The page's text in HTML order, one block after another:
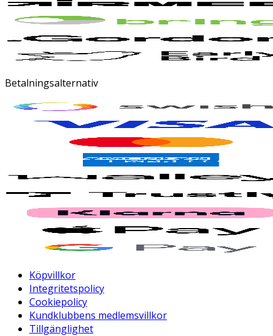
Betalningsalternativ
Köpvillkor
Integritetspolicy
Cookiepolicy
Kundklubbens medlemsvillkor
Tillgänglighet